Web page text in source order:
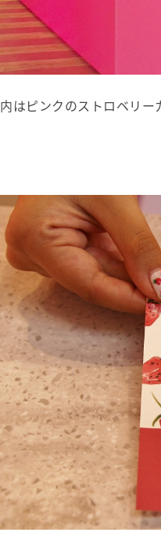
はピンクのストロベリー